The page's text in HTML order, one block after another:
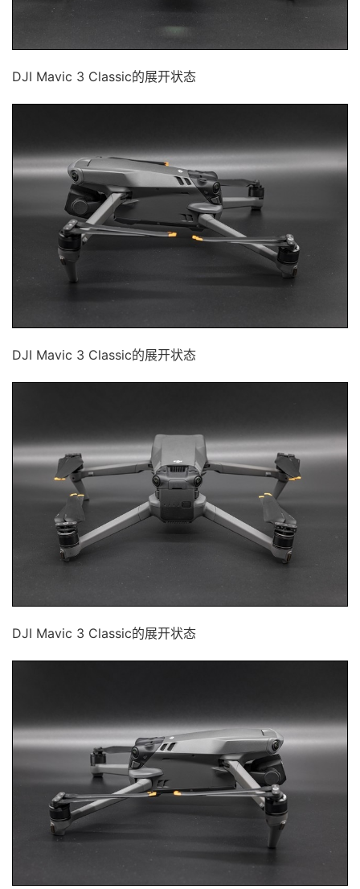
DJI Mavic 3 Classic的展开状态
DJI Mavic 3 Classic的展开状态
DJI Mavic 3 Classic的展开状态